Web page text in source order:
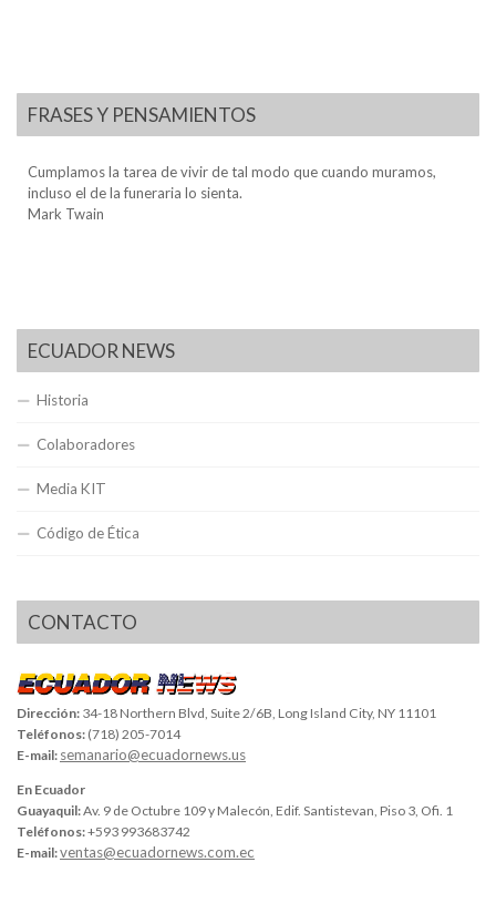
FRASES Y PENSAMIENTOS
Cumplamos la tarea de vivir de tal modo que cuando muramos,
incluso el de la funeraria lo sienta.
Mark Twain
ECUADOR NEWS
Historia
Colaboradores
Media KIT
Código de Ética
CONTACTO
Dirección: 34-18 Northern Blvd, Suite 2/6B, Long Island City, NY 11101
Teléfonos: (718) 205-7014
E-mail: semanario@ecuadornews.us
En Ecuador
Guayaquil:Av. 9 de Octubre 109 y Malecón, Edif. Santistevan, Piso 3, Ofi. 1
Teléfonos:+593 993683742
E-mail:ventas@ecuadornews.com.ec